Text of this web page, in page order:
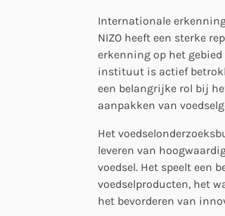
Internationale
NIZO heeft een sterke
erkenning op het
instituut is actief
een belangrijke rol bij
aanpakken van
Het
leveren van
voedsel. Het speelt een
voedselproducten, het
het bevorderen van